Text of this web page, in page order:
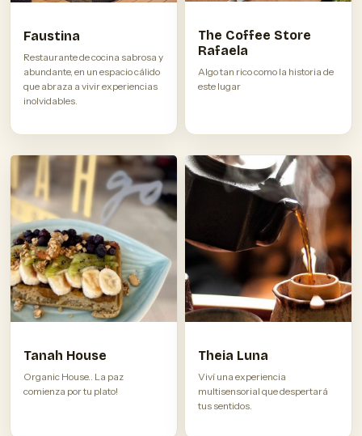
Faustina
Restaurante de cocina sabrosa y
abundante, en un espacio cálido
que abraza a vivir experiencias
inolvidables.
The Coffee Store
Rafaela
Algo tan rico como la historia de
este lugar
Tanah House
Organic House.. La paz
comienza por tu plato!
Theia Luna
Viví una experiencia
multisensorial que despertará
tus sentidos.